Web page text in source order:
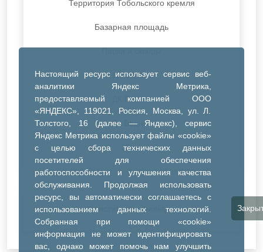
Настоящий ресурс использует сервис веб-
аналитики Яндекс Метрика,
предоставляемый компанией ООО
«ЯНДЕКС», 119021, Россия, Москва, ул. Л.
Толстого, 16 (далее — Яндекс), сервис
Яндекс Метрика использует файлы «cookie»
с целью сбора технических данных
посетителей для обеспечения
работоспособности и улучшения качества
обслуживания. Продолжая использовать
ресурс, вы автоматически соглашаетесь с
использованием данных технологий.
Собранная при помощи «cookie»
информация не может идентифицировать
вас, однако может помочь нам улучшить
Территория Тобольского кремля
Базарная площадь
ДК Синтез
ДК Речник
ДК Водник
Иное
Очистить все фильтры